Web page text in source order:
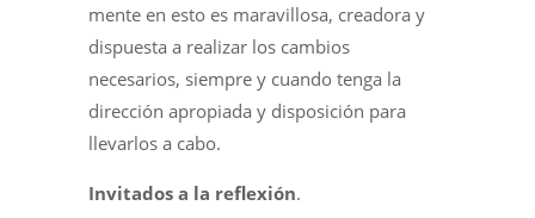
mente en esto es maravillosa, creadora y
dispuesta a realizar los cambios
necesarios, siempre y cuando tenga la
dirección apropiada y disposición para
llevarlos a cabo.
Invitados a la reflexión.